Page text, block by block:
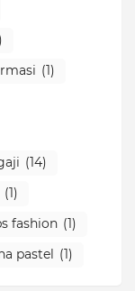
(1)
(14)
(1)
fashion (1)
pastel (1)